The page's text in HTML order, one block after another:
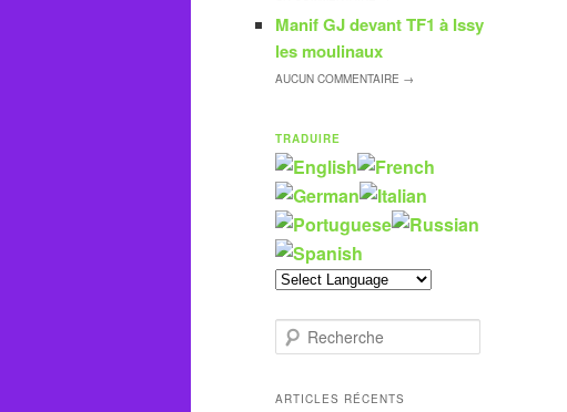
Manif GJ devant TF1 à Issy
les moulinaux
AUCUN COMMENTAIRE →
TRADUIRE
e
h
ARTICLES RÉCENTS